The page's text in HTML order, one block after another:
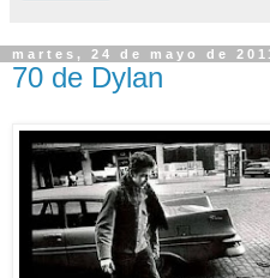
martes, 24 de mayo de
70 de Dylan